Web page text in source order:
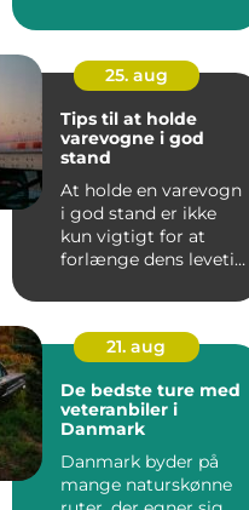
med...
25. aug
Tips til at holde
varevogne i god
stand
At holde en varevogn
i god stand er ikke
kun vigtigt for at
forlænge dens levetid
21. aug
De bedste ture med
veteranbiler i
Danmark
Danmark byder på
mange naturskønne